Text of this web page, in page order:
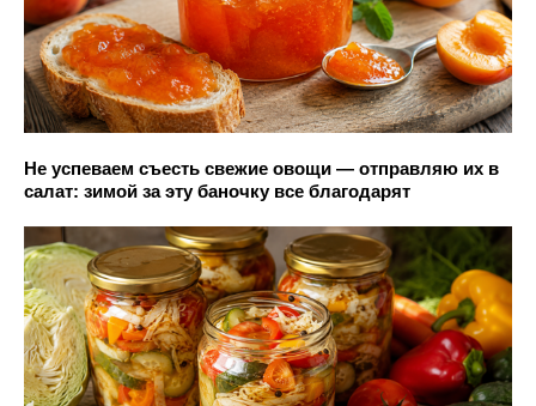
Не успеваем съесть свежие овощи — отправляю их в
салат: зимой за эту баночку все благодарят